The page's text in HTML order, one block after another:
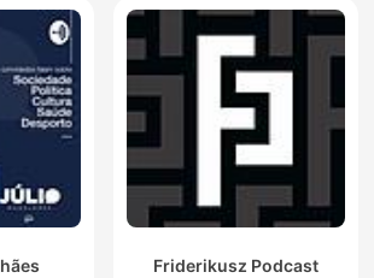
Friderikusz Podcast